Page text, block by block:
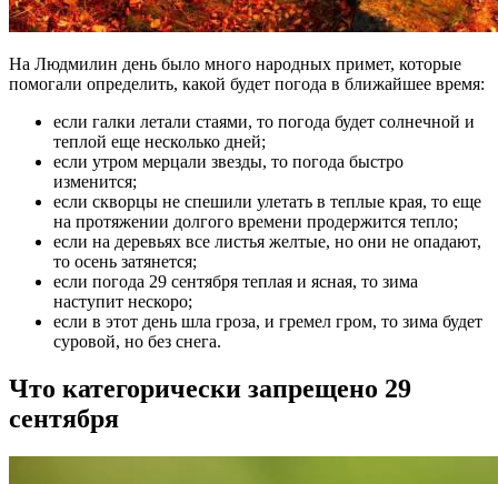
На Людмилин день было много народных примет, которые
помогали определить, какой будет погода в ближайшее время:
если галки летали стаями, то погода будет солнечной и
теплой еще несколько дней;
если утром мерцали звезды, то погода быстро
изменится;
если скворцы не спешили улетать в теплые края, то еще
на протяжении долгого времени продержится тепло;
если на деревьях все листья желтые, но они не опадают,
то осень затянется;
если погода 29 сентября теплая и ясная, то зима
наступит нескоро;
если в этот день шла гроза, и гремел гром, то зима будет
суровой, но без снега.
Что категорически запрещено 29
сентября